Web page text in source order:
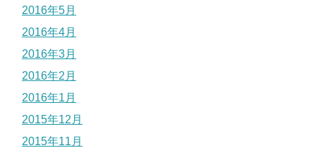
2016年5月
2016年4月
2016年3月
2016年2月
2016年1月
2015年12月
2015年11月